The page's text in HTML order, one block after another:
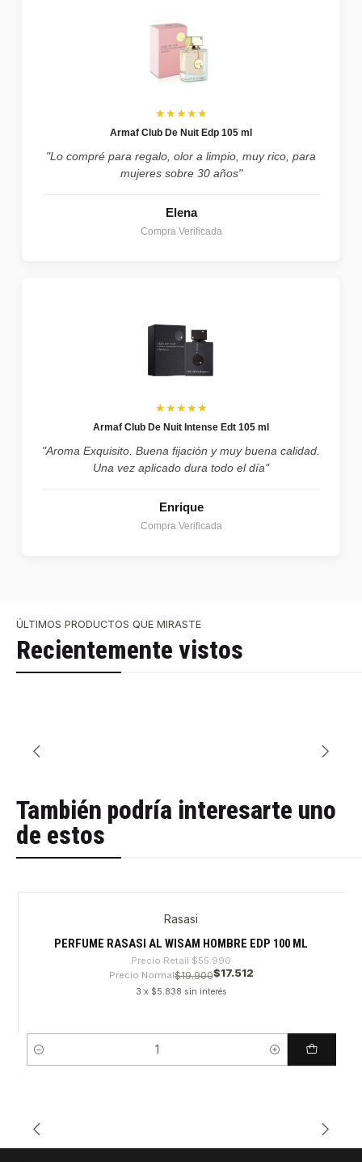
★★★★★
Armaf Club De Nuit Edp 105 ml
"Lo compré para regalo, olor a limpio, muy rico, para
mujeres sobre 30 años"
Elena
Compra Verificada
★★★★★
Armaf Club De Nuit Intense Edt 105 ml
"Aroma Exquisito. Buena fijación y muy buena calidad.
Una vez aplicado dura todo el día"
Enrique
Compra Verificada
ÚLTIMOS PRODUCTOS QUE MIRASTE
Recientemente vistos
También podría interesarte uno
de estos
Rasasi
PERFUME RASASI AL WISAM HOMBRE EDP 100 ML
Precio Retail $55.990
Precio Normal$19.900$17.512
3 x $5.838 sin interés
Cantidad